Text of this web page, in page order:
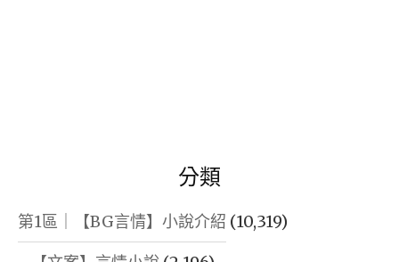
分類
第1區｜【BG言情】小說介紹 (10,319)